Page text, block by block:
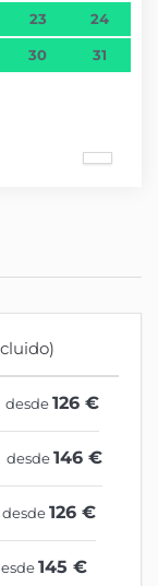
23 24
30 31
desde126 €
desde146 €
desde126 €
145 €